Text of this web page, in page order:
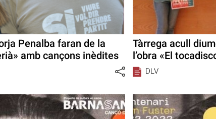
Penalba faran de la
amb cançons inèdites
Tàrrega acull
l’obra «El
DLV